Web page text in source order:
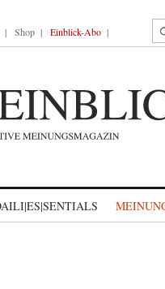
Shop Einblick-Abo